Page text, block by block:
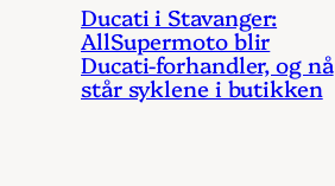
Ducati i Stavanger:
AllSupermoto blir
Ducati-forhandler, og nå
står syklene i butikken